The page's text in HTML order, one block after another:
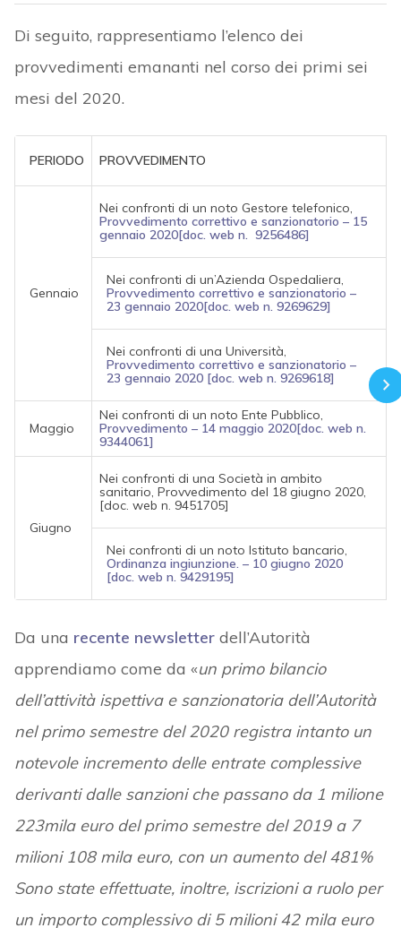
Di seguito, rappresentiamo l’elenco dei
provvedimenti emananti nel corso dei primi sei
mesi del 2020.
PERIODO PROVVEDIMENTO
Gennaio
Nei confronti di un noto Gestore telefonico,
Provvedimento correttivo e sanzionatorio – 15
gennaio 2020[doc. web n. 9256486]
Nei confronti di un’Azienda Ospedaliera,
Provvedimento correttivo e sanzionatorio –
23 gennaio 2020[doc. web n. 9269629]
Nei confronti di una Università,
Provvedimento correttivo e sanzionatorio –
23 gennaio 2020 [doc. web n. 9269618]
Maggio
Nei confronti di un noto Ente Pubblico,
Provvedimento – 14 maggio 2020[doc. web n.
9344061]
Giugno
Nei confronti di una Società in ambito
sanitario, Provvedimento del 18 giugno 2020,
[doc. web n. 9451705]
Nei confronti di un noto Istituto bancario,
Ordinanza ingiunzione. – 10 giugno 2020
[doc. web n. 9429195]
Da una recente newsletterdell’Autorità
apprendiamo come da «un primo bilancio
dell’attività ispettiva e sanzionatoria dell’Autorità
nel primo semestre del 2020 registra intanto un
notevole incremento delle entrate complessive
derivanti dalle sanzioni che passano da 1 milione
223mila euro del primo semestre del 2019 a 7
milioni 108 mila euro, con un aumento del 481%
Sono state effettuate, inoltre, iscrizioni a ruolo per
un importo complessivo di 5 milioni 42 mila euro